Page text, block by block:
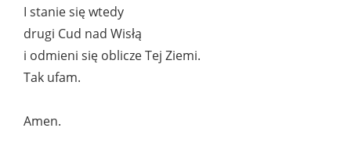
I stanie się wtedy
drugi Cud nad Wisłą
i odmieni się oblicze Tej Ziemi.
Tak ufam.
Amen.